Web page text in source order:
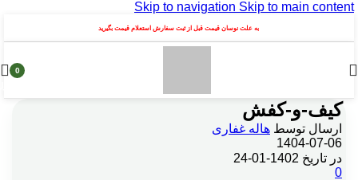
Skip to navigation Skip to main content
به علت نوسان قیمت قبل از ثبت سفارش استعلام قیمت بگیرید
0
کیف-و-کفش
ارسال توسط هاله غفاری
1404-07-06
در تاریخ 1402-01-24
0